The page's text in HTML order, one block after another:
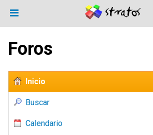
Foros
Inicio
Buscar
Calendario